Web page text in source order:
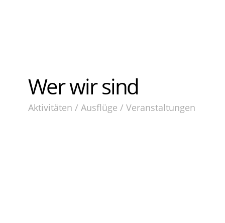
Wer wir sind
Aktivitäten / Ausflüge / Veranstaltungen